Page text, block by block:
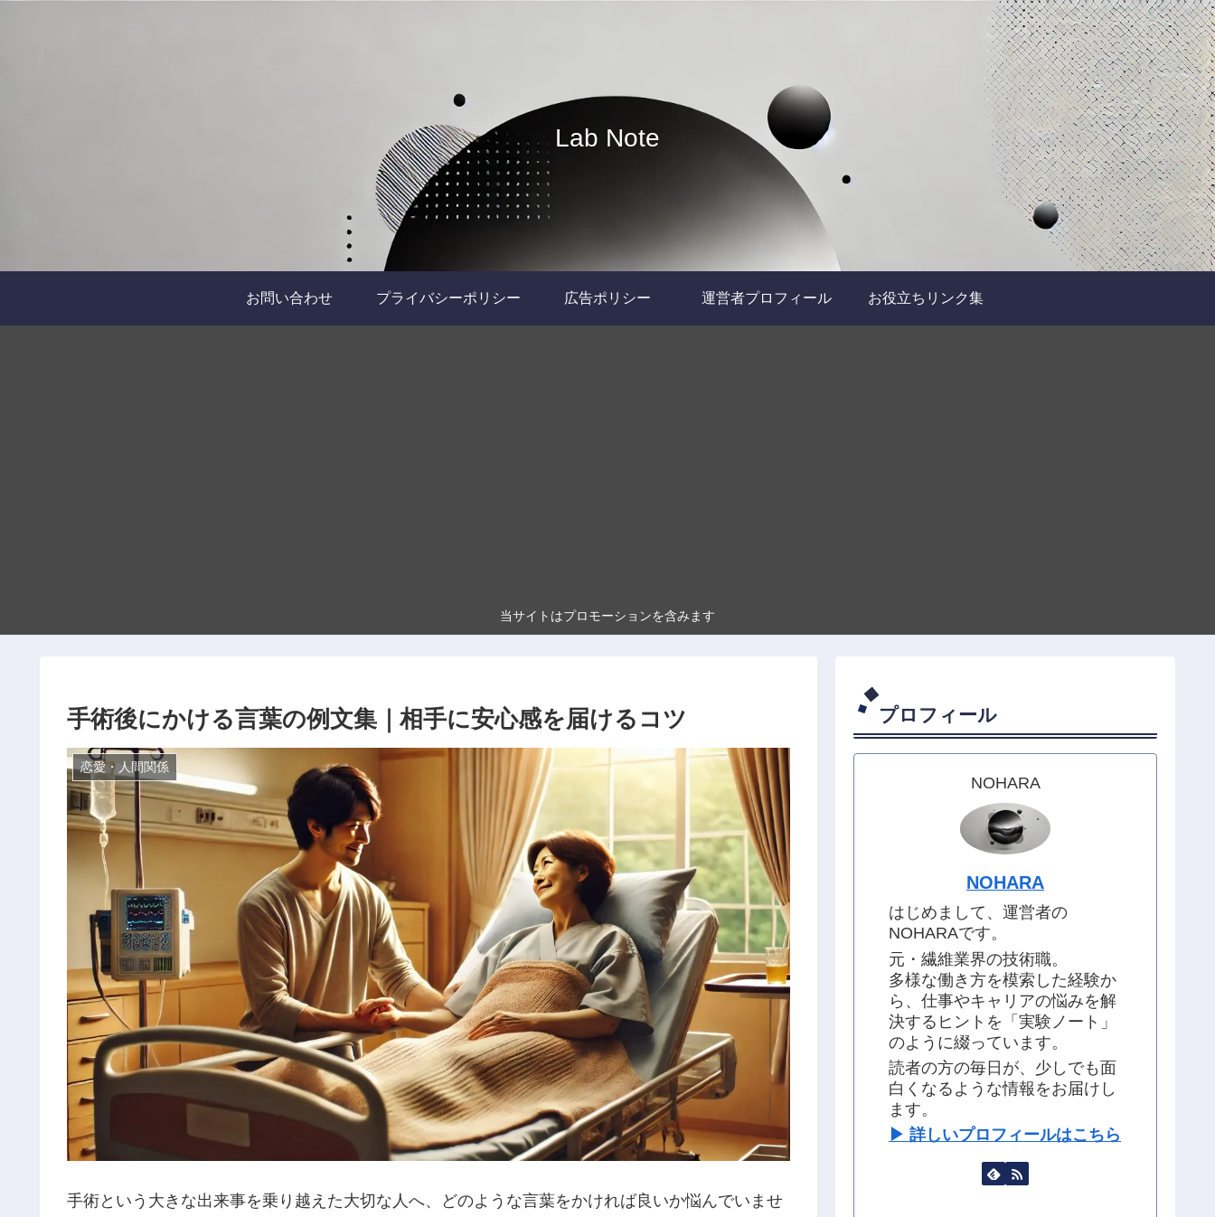
Lab Note
お問い合わせ プライバシーポリシー 広告ポリシー 運営者プロフィール お役立ちリンク集
当サイトはプロモーションを含みます
手術後にかける言葉の例文集｜相手に安心感を届けるコツ
恋愛・人間関係
手術という大きな出来事を乗り越えた大切な人へ、どのような言葉をかければ良いか悩んでいませ
プロフィール
NOHARA
NOHARA
はじめまして、運営者の
NOHARAです。
元・繊維業界の技術職。
多様な働き方を模索した経験か
ら、仕事やキャリアの悩みを解
決するヒントを「実験ノート」
のように綴っています。
読者の方の毎日が、少しでも面
白くなるような情報をお届けし
ます。
▶︎ 詳しいプロフィールはこちら